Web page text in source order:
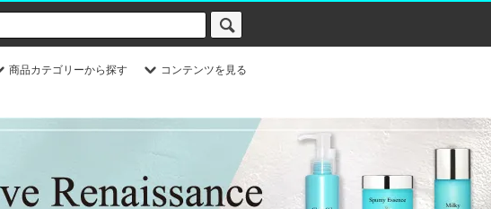
商品カテゴリーから探す コンテンツを見る